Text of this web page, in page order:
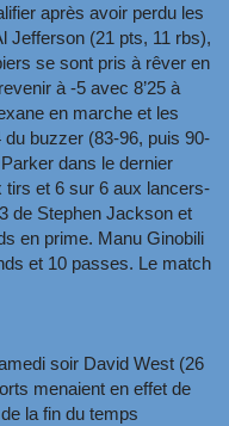
après avoir perdu les
(21 pts, 11 rbs),
se sont pris à rêver en
à -5 avec 8’25 à
en marche et les
du buzzer (83-96, puis 90-
dans le dernier
tirs et 6 sur 6 aux lancers-
de Stephen Jackson et
en prime. Manu Ginobili
et 10 passes. Le match
soir David West (26
menaient en effet de
la fin du temps